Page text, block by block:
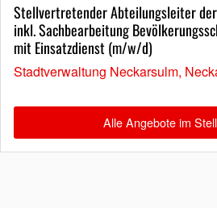
Stellvertretender Abteilungsleiter
inkl. Sachbearbeitung
mit Einsatzdienst (m/w/d)
Stadtverwaltung Neckarsulm,
Alle Angebote im